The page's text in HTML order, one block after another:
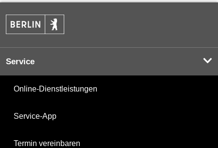
Service
Online-Dienstleistungen
Service-App
Termin vereinbaren